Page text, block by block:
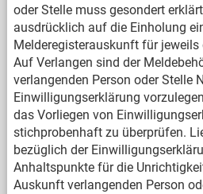
oder Stelle muss gesondert
ausdrücklich auf die Einholung
Melderegisterauskunft für jeweils
Auf Verlangen sind der
verlangenden Person oder Stelle
Einwilligungserklärung
das Vorliegen von
stichprobenhaft zu überprüfen.
bezüglich der
Anhaltspunkte für die
Auskunft verlangenden Person